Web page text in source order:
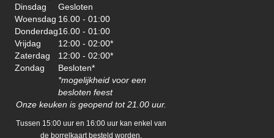
Dinsdag
Gesloten
Woensdag 16.00 - 01:00
Donderdag16.00 - 01:00
Vrijdag
12:00 - 02:00*
Zaterdag
12:00 - 02:00*
Zondag
Besloten*
*mogelijkheid voor een
besloten feest
Onze keuken is geopend tot 21.00 uur.
Tussen 15:00 uur en 16:00 uur kan enkel van
de borrelkaart besteld worden.